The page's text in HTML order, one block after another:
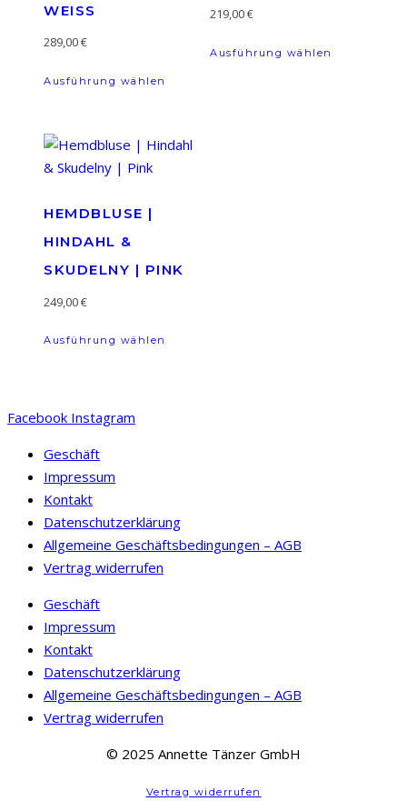
WEISS
289,00€
Ausführung wählen
mehrere
auf
219,00€
Ausführung wählen
HEMDBLUSE |
HINDAHL &
SKUDELNY | PINK
249,00€
Ausführung wählen
auf
der
Facebook Instagram
Geschäft
Impressum
Kontakt
Datenschutzerklärung
Allgemeine Geschäftsbedingungen – AGB
Vertrag widerrufen
Geschäft
Impressum
Kontakt
Datenschutzerklärung
Allgemeine Geschäftsbedingungen – AGB
Vertrag widerrufen
© 2025 Annette Tänzer GmbH
Vertrag widerrufen